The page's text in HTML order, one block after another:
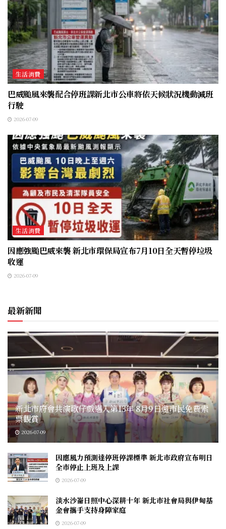
生活消費
巴威颱風來襲配合停班課新北市公車將依天候狀況機動減班
行駛
2026-07-09
生活消費
因應強颱巴威來襲 新北市環保局宣布7月10日全天暫停垃圾
收運
2026-07-09
最新新聞
新北市府會共演歌仔戲邁入第13年 8月9日邀市民免費索
票觀賞
2026-07-09
因應風力預測達停班停課標準 新北市政府宣布明日
全市停止上班及上課
2026-07-09
淡水沙崙日照中心深耕十年 新北市社會局與伊甸基
金會攜手支持身障家庭
2026-07-09